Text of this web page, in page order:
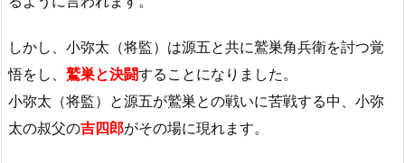
しかし、小弥太（将監）は源五と共に鷲巣角兵衛を討つ覚
悟をし、 鷲巣と決闘することになりました。
小弥太（将監）と源五が鷲巣との戦いに苦戦する中、小弥
太の叔父の吉四郎がその場に現れます。